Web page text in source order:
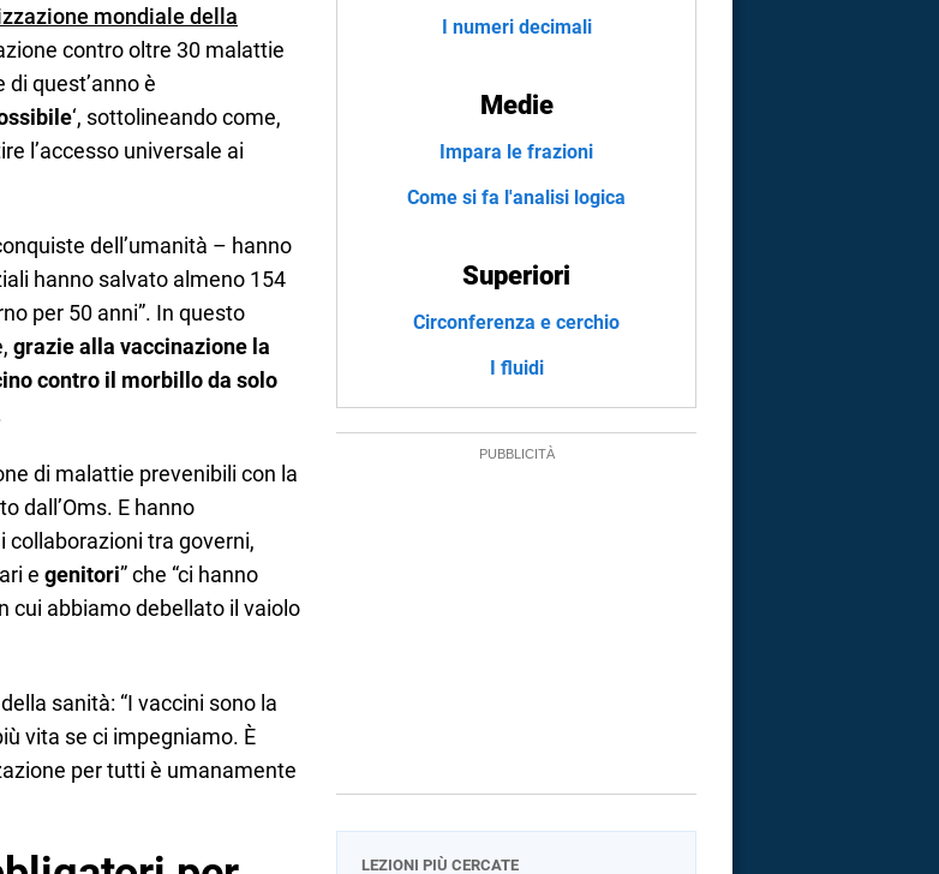
mondiale della
contro oltre 30 malattie
quest’anno è
‘, sottolineando come,
l’accesso universale ai
dell’umanità – hanno
hanno salvato almeno 154
per 50 anni”. In questo
grazie alla vaccinazione la
contro il morbillo da solo
di malattie prevenibili con la
dall’Oms. E hanno
collaborazioni tra governi,
e genitori” che “ci hanno
cui abbiamo debellato il vaiolo
sanità: “I vaccini sono la
vita se ci impegniamo. È
per tutti è umanamente
I numeri decimali
Medie
Impara le frazioni
Come si fa l'analisi logica
Superiori
Circonferenza e cerchio
I fluidi
LEZIONI PIÙ CERCATE